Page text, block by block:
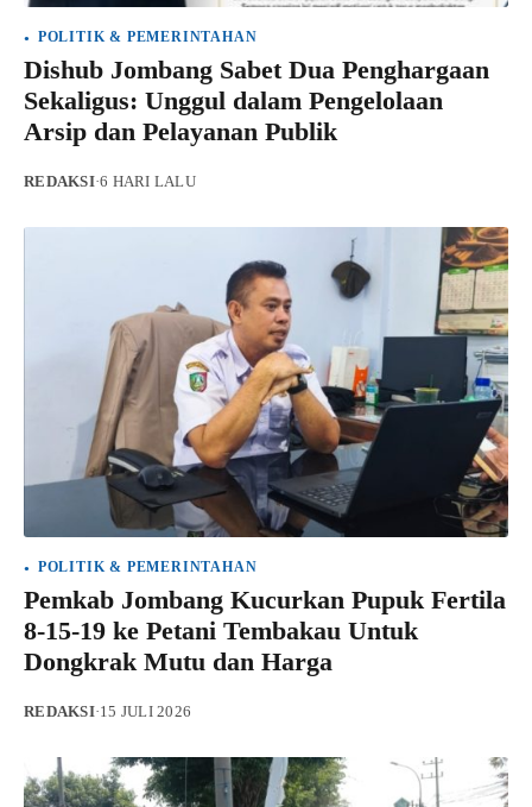
POLITIK & PEMERINTAHAN
Dishub Jombang Sabet Dua Penghargaan
Sekaligus: Unggul dalam Pengelolaan
Arsip dan Pelayanan Publik
REDAKSI·6 HARI LALU
POLITIK & PEMERINTAHAN
Pemkab Jombang Kucurkan Pupuk Fertila
8-15-19 ke Petani Tembakau Untuk
Dongkrak Mutu dan Harga
REDAKSI·15 JULI 2026